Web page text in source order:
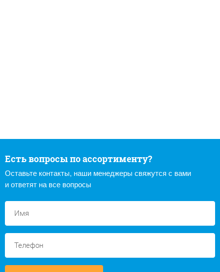
Есть вопросы по ассортименту?
Оставьте контакты, наши менеджеры свяжутся с вами
и ответят на все вопросы